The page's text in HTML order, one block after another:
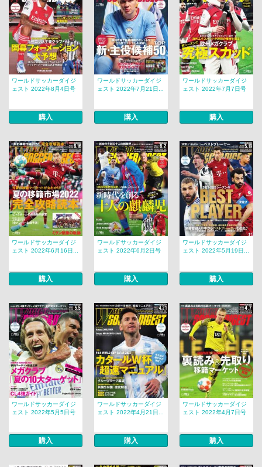
ワールドサッカーダイジ
ェスト 2022年8月4日号
購入
ワールドサッカーダイジ
ェスト 2022年7月21日...
購入
ワールドサッカーダイジ
ェスト 2022年7月7日号
購入
ワールドサッカーダイジ
ェスト 2022年6月16日...
購入
ワールドサッカーダイジ
ェスト 2022年6月2日号
購入
ワールドサッカーダイジ
ェスト 2022年5月19日...
購入
ワールドサッカーダイジ
ェスト 2022年5月5日号
購入
ワールドサッカーダイジ
ェスト 2022年4月21日...
購入
ワールドサッカーダイジ
ェスト 2022年4月7日号
購入